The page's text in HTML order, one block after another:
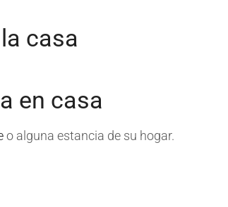
en casa
o alguna estancia de su hogar.